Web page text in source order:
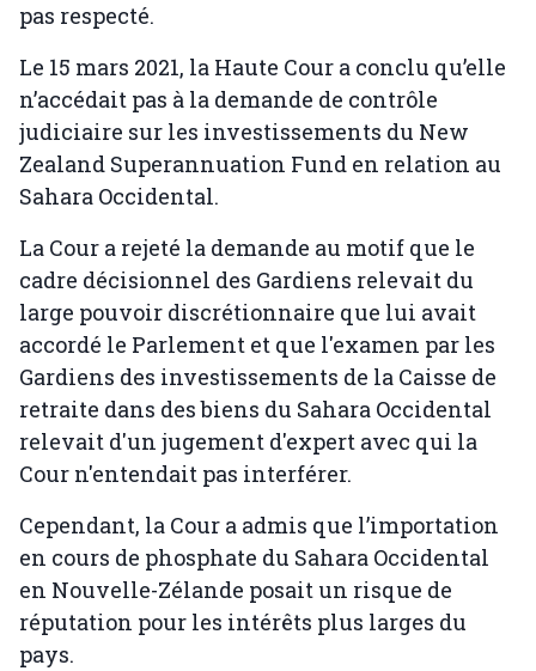
pas respecté.
Le 15 mars 2021, la Haute Cour a conclu qu’elle
n’accédait pas à la demande de contrôle
judiciaire sur les investissements du New
Zealand Superannuation Fund en relation au
Sahara Occidental.
La Cour a rejeté la demande au motif que le
cadre décisionnel des Gardiens relevait du
large pouvoir discrétionnaire que lui avait
accordé le Parlement et que l'examen par les
Gardiens des investissements de la Caisse de
retraite dans des biens du Sahara Occidental
relevait d'un jugement d'expert avec qui la
Cour n'entendait pas interférer.
Cependant, la Cour a admis que l’importation
en cours de phosphate du Sahara Occidental
en Nouvelle-Zélande posait un risque de
réputation pour les intérêts plus larges du
pays.